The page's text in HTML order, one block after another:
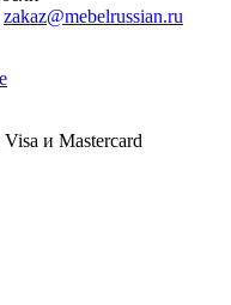
zakaz@mebelrussian.ru